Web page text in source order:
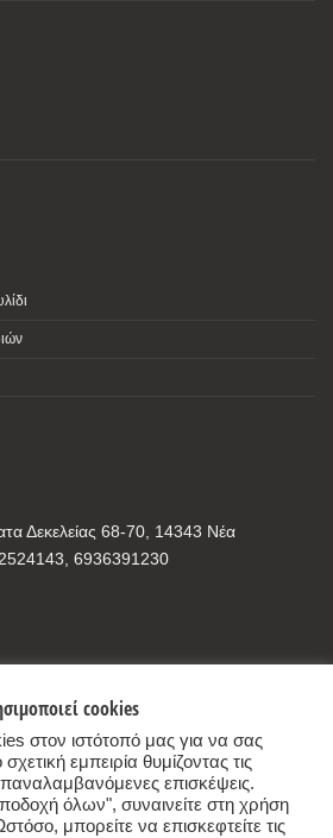
Δεκελείας 68-70, 14343 Νέα
6936391230
cookies
στον ιστότοπό μας για να σας
εμπειρία θυμίζοντας τις
επισκέψεις.
όλων", συναινείτε στη χρήση
μπορείτε να επισκεφτείτε τις